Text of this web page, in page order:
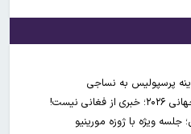
پرسپولیس به نساجی
نیست!
ویژه با ژوزه مورینیو